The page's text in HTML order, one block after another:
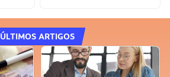
ÚLTIMOS ARTIGOS